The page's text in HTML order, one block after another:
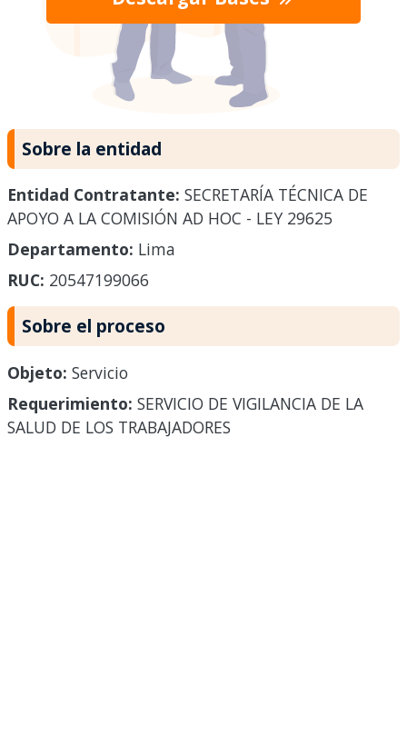
Sobre la entidad
Entidad Contratante: SECRETARÍA TÉCNICA DE
APOYO A LA COMISIÓN AD HOC - LEY 29625
Departamento: Lima
RUC: 20547199066
Sobre el proceso
Objeto: Servicio
Requerimiento: SERVICIO DE VIGILANCIA DE LA
SALUD DE LOS TRABAJADORES